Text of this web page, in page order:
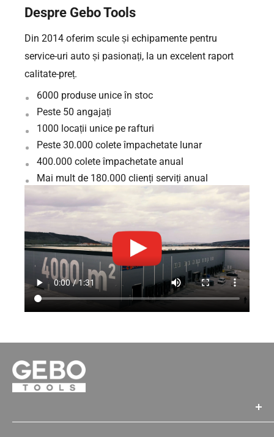
Despre Gebo Tools
Din 2014 oferim scule și echipamente pentru
service-uri auto și pasionați, la un excelent raport
calitate-preț.
6000 produse unice în stoc
Peste 50 angajați
1000 locații unice pe rafturi
Peste 30.000 colete împachetate lunar
400.000 colete împachetate anual
Mai mult de 180.000 clienți serviți anual